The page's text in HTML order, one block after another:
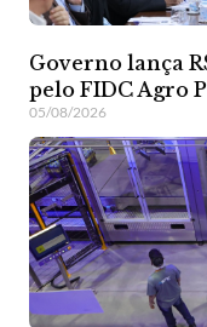
Governo lança
pelo FIDC Agro
05/08/2026